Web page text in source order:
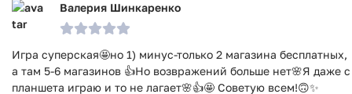
Валерия Шинкаренко
Игра суперская🤩но 1) минус-только 2 магазина бесплатных,
а там 5-6 магазинов 👍Но возвражений больше нет🌸Я даже с
планшета играю и то не лагает🌸👍🤩 Советую всем!🙃✨